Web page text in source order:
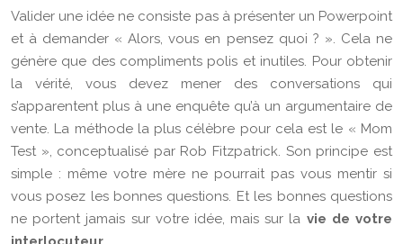
Valider une idée ne consiste pas à présenter un Powerpoint
et à demander « Alors, vous en pensez quoi ? ». Cela ne
génère que des compliments polis et inutiles. Pour obtenir
la vérité, vous devez mener des conversations qui
s’apparentent plus à une enquête qu’à un argumentaire de
vente. La méthode la plus célèbre pour cela est le « Mom
Test », conceptualisé par Rob Fitzpatrick. Son principe est
simple : même votre mère ne pourrait pas vous mentir si
vous posez les bonnes questions. Et les bonnes questions
ne portent jamais sur votre idée, mais sur la vie de votre